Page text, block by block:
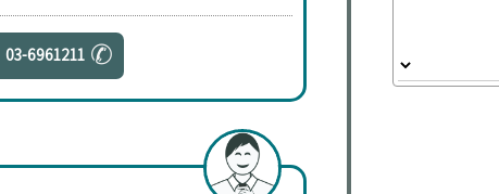
03-6961211